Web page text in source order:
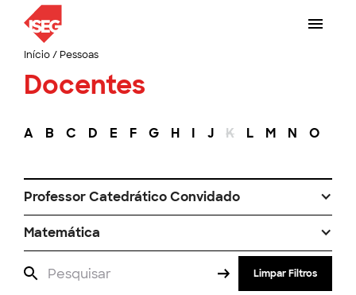
Início/ Pessoas
Docentes
A B C D E F G H I J K L M N O
Professor Catedrático Convidado
Matemática
Limpar Filtros